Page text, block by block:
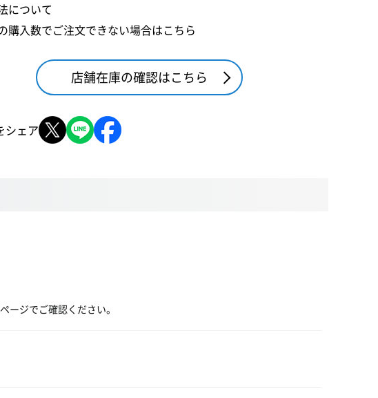
について
購入数でご注文できない場合はこちら
店舗在庫の確認はこちら
シェア
ージでご確認ください。